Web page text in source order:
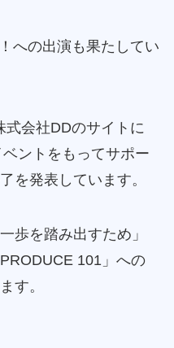
への出演も果たしてい
式会社DDのサイトに
ントをもってサポー
を発表しています。
歩を踏み出すため」
101」への
す。